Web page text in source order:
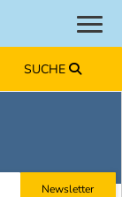
SUCHE
Newsletter